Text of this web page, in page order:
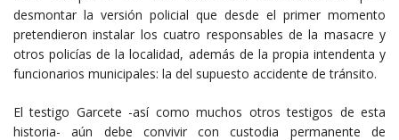
desmontar la versión policial que desde el primer momento
pretendieron instalar los cuatro responsables de la masacre y
otros policías de la localidad, además de la propia intendenta y
funcionarios municipales: la del supuesto accidente de tránsito.
El testigo Garcete -así como muchos otros testigos de esta
historia- aún debe convivir con custodia permanente de